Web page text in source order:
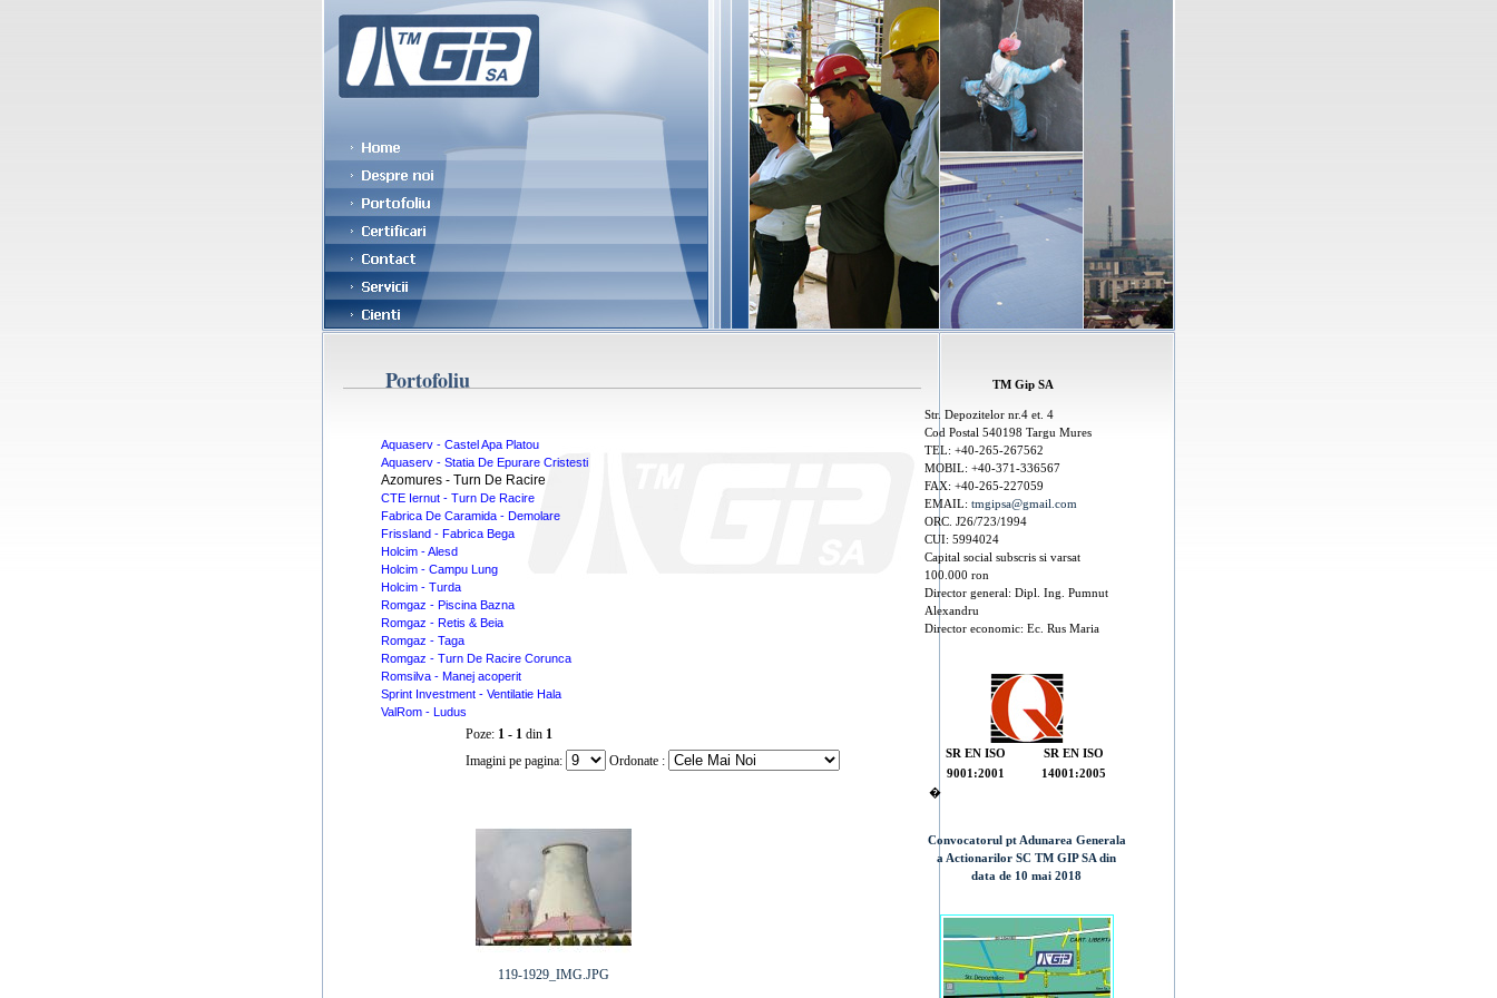
Portofoliu
Aquaserv - Castel Apa Platou
Aquaserv - Statia De Epurare Cristesti
Azomures - Turn De Racire
CTE Iernut - Turn De Racire
Fabrica De Caramida - Demolare
Frissland - Fabrica Bega
Holcim - Alesd
Holcim - Campu Lung
Holcim - Turda
Romgaz - Piscina Bazna
Romgaz - Retis & Beia
Romgaz - Taga
Romgaz - Turn De Racire Corunca
Romsilva - Manej acoperit
Sprint Investment - Ventilatie Hala
ValRom - Ludus
Poze: 1 - 1 din 1
Imagini pe pagina:
Ordonate :
119-1929_IMG.JPG
TM Gip SA
Str. Depozitelor nr.4 et. 4
Cod Postal 540198 Targu Mures
TEL: +40-265-267562
MOBIL: +40-371-336567
FAX: +40-265-227059
EMAIL: tmgipsa@gmail.com
ORC. J26/723/1994
CUI: 5994024
Capital social subscris si varsat
100.000 ron
Director general: Dipl. Ing. Pumnut
Alexandru
Director economic: Ec. Rus Maria
SR EN ISO
SR EN ISO
9001:2001
14001:2005
�
Convocatorul pt Adunarea Generala
a Actionarilor SC TM GIP SA din
data de 10 mai 2018